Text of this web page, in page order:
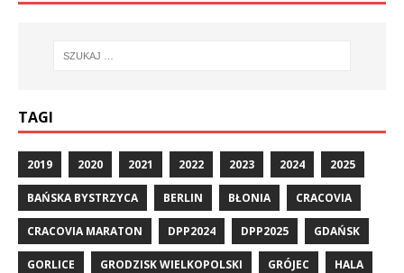
TAGI
2019 2020 2021 2022 2023 2024 2025
BAŃSKA BYSTRZYCA BERLIN BŁONIA CRACOVIA
CRACOVIA MARATON DPP2024 DPP2025 GDAŃSK
GORLICE GRODZISK WIELKOPOLSKI GRÓJEC HALA